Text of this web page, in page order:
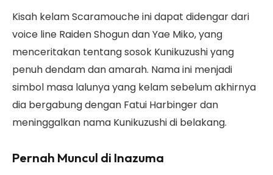
Kisah kelam Scaramouche ini dapat didengar dari
voice line Raiden Shogun dan Yae Miko, yang
menceritakan tentang sosok Kunikuzushi yang
penuh dendam dan amarah. Nama ini menjadi
simbol masa lalunya yang kelam sebelum akhirnya
dia bergabung dengan Fatui Harbinger dan
meninggalkan nama Kunikuzushi di belakang.
Pernah Muncul di Inazuma